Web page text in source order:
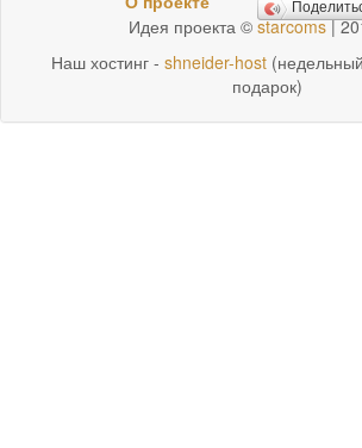
Идея проекта © starcoms|
Наш хостинг - shneider-host
подарок)